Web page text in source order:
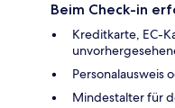
Beim Check-in
Kreditkarte, EC-
Personalausweis
Mindestalter für